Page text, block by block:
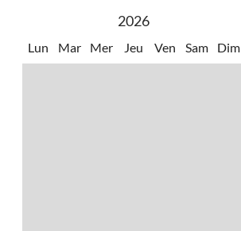
2026
Lun Mar Mer Jeu Ven Sam Dim